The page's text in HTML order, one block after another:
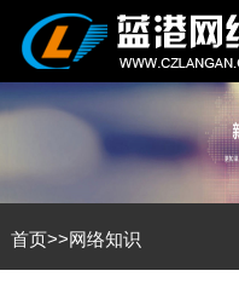
首页>>网络知识